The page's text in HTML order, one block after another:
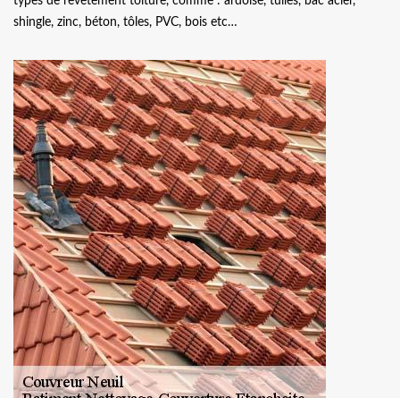
shingle, zinc, béton, tôles, PVC, bois etc…